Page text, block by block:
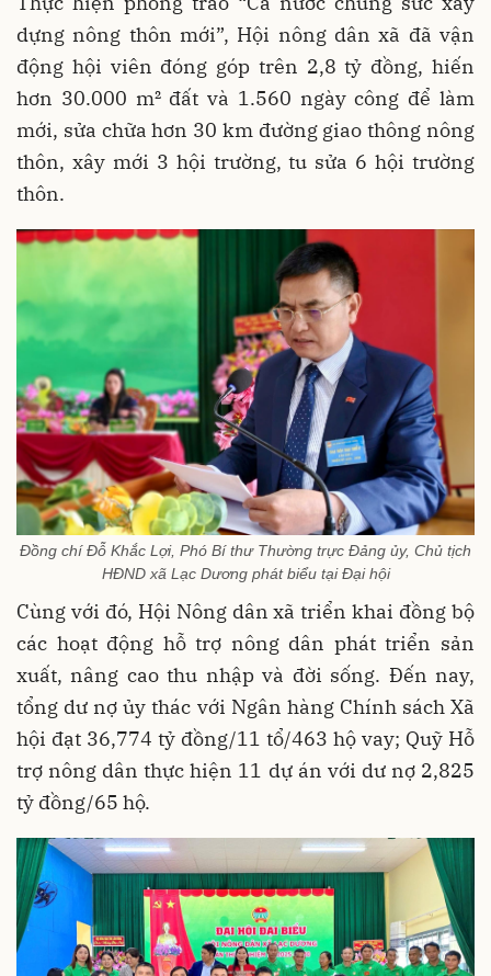
dựng nông thôn mới”, Hội nông dân xã đã vận
động hội viên đóng góp trên 2,8 tỷ đồng, hiến
hơn 30.000 m² đất và 1.560 ngày công để làm
mới, sửa chữa hơn 30 km đường giao thông nông
thôn, xây mới 3 hội trường, tu sửa 6 hội trường
thôn.
Đồng chí Đỗ Khắc Lợi, Phó Bí thư Thường trực Đảng ủy, Chủ tịch
HĐND xã Lạc Dương phát biểu tại Đại hội
Cùng với đó, Hội Nông dân xã triển khai đồng bộ
các hoạt động hỗ trợ nông dân phát triển sản
xuất, nâng cao thu nhập và đời sống. Đến nay,
tổng dư nợ ủy thác với Ngân hàng Chính sách Xã
hội đạt 36,774 tỷ đồng/11 tổ/463 hộ vay; Quỹ Hỗ
trợ nông dân thực hiện 11 dự án với dư nợ 2,825
tỷ đồng/65 hộ.